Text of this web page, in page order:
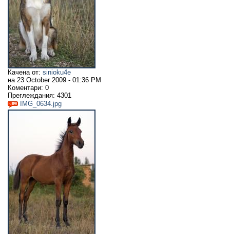
Качена от: sinioku4e
на 23 October 2009 - 01:36 PM
Коментари: 0
Преглеждания: 4301
IMG_0634.jpg